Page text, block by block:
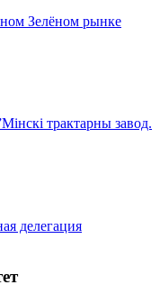
Зелёном рынке
трактарны завод.
делегация